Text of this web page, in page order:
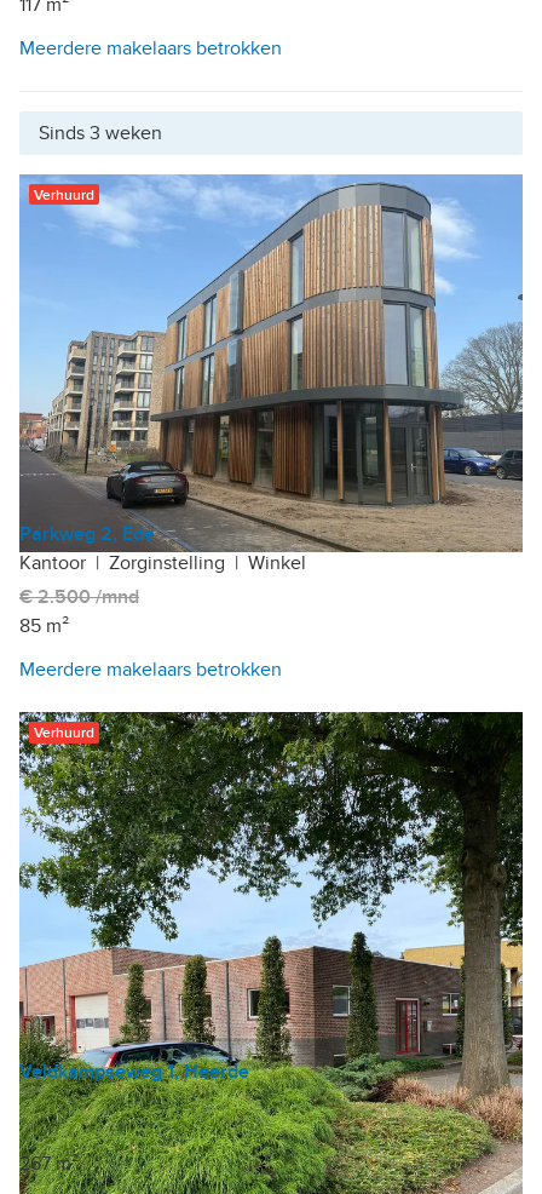
Meerdere makelaars betrokken
Sinds 3 weken
Verhuurd
Parkweg 2, Ede
Kantoor | Zorginstelling | Winkel
€ 2.500 /mnd
85 m²
Meerdere makelaars betrokken
Verhuurd
Veldkampseweg 1, Heerde
Kantoor | Zorginstelling | Winkel
Huurprijs op aanvraag
267 m²